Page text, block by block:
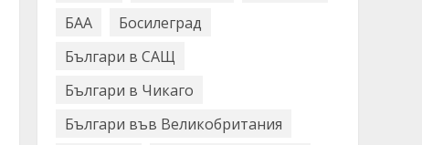
БАА
Босилеград
Българи в САЩ
Българи в Чикаго
Българи във Великобритания